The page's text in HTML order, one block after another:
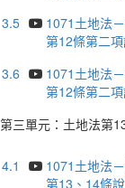
3.5
1071土地法
第12條第二項
3.6
1071土地法
第12條第二項
第三單元：土地法第
4.1
1071土地法
第13、14條